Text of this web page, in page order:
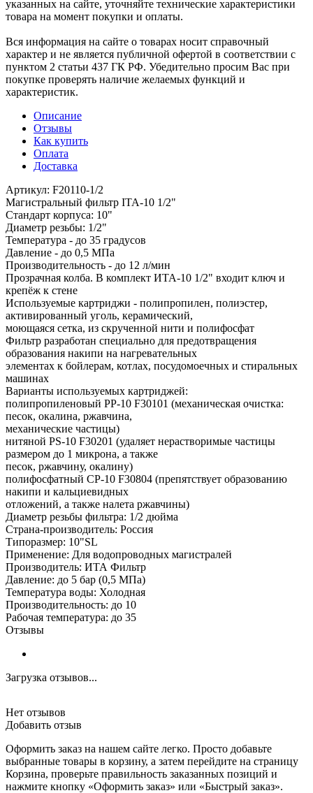
указанных на сайте, уточняйте технические характеристики
товара на момент покупки и оплаты.
Вся информация на сайте о товарах носит справочный
характер и не является публичной офертой в соответствии с
пунктом 2 статьи 437 ГК РФ. Убедительно просим Вас при
покупке проверять наличие желаемых функций и
характеристик.
Описание
Отзывы
Как купить
Оплата
Доставка
Артикул: F20110-1/2
Магистральный фильтр ITA-10 1/2"
Стандарт корпуса: 10"
Диаметр резьбы: 1/2"
Температура - до 35 градусов
Давление - до 0,5 МПа
Производительность - до 12 л/мин
Прозрачная колба. В комплект ИТА-10 1/2" входит ключ и
крепёж к стене
Используемые картриджи - полипропилен, полиэстер,
активированный уголь, керамический,
моющаяся сетка, из скрученной нити и полифосфат
Фильтр разработан специально для предотвращения
образования накипи на нагревательных
элементах к бойлерам, котлах, посудомоечных и стиральных
машинах
Варианты используемых картриджей:
полипропиленовый PP-10 F30101 (механическая очистка:
песок, окалина, ржавчина,
механические частицы)
нитяной PS-10 F30201 (удаляет нерастворимые частицы
размером до 1 микрона, а также
песок, ржавчину, окалину)
полифосфатный CP-10 F30804 (препятствует образованию
накипи и кальциевидных
отложений, а также налета ржавчины)
Диаметр резьбы фильтра: 1/2 дюйма
Страна-производитель: Россия
Типоразмер: 10"SL
Применение: Для водопроводных магистралей
Производитель: ИТА Фильтр
Давление: до 5 бар (0,5 МПа)
Температура воды: Холодная
Производительность: до 10
Рабочая температура: до 35
Отзывы
Загрузка отзывов...
Нет отзывов
Добавить отзыв
Оформить заказ на нашем сайте легко. Просто добавьте
выбранные товары в корзину, а затем перейдите на страницу
Корзина, проверьте правильность заказанных позиций и
нажмите кнопку «Оформить заказ» или «Быстрый заказ».